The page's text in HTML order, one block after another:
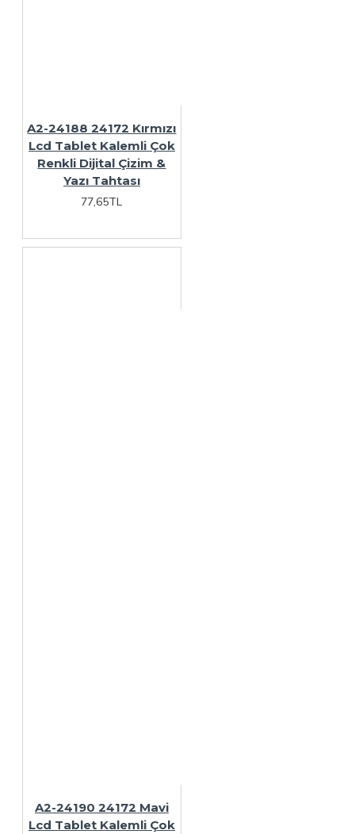
A2-24188 24172 Kırmızı
Lcd Tablet Kalemli Çok
Renkli Dijital Çizim &
Yazı Tahtası
77,65TL
A2-24190 24172 Mavi
Lcd Tablet Kalemli Çok